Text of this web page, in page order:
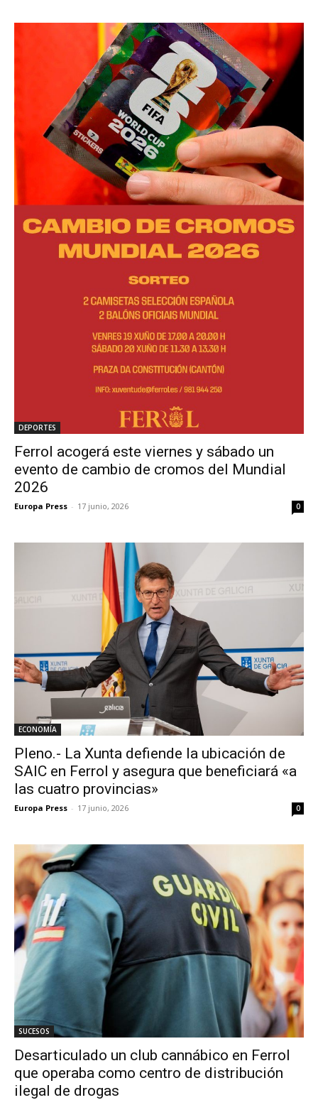
DEPORTES
Ferrol acogerá este viernes y sábado un
evento de cambio de cromos del Mundial
2026
Europa Press - 17 junio, 2026 0
ECONOMÍA
Pleno.- La Xunta defiende la ubicación de
SAIC en Ferrol y asegura que beneficiará «a
las cuatro provincias»
Europa Press - 17 junio, 2026 0
SUCESOS
Desarticulado un club cannábico en Ferrol
que operaba como centro de distribución
ilegal de drogas